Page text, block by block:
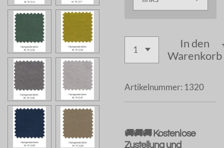
In den
Warenkorb
Artikelnummer: 1320
🚚🚚🚚 Kostenlose
Zustellung und